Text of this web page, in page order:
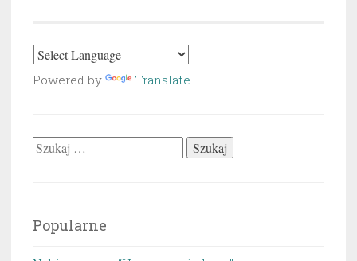
Powered by Translate
Szukaj:
Popularne